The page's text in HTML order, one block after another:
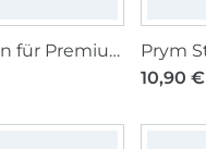
Ersatzklingen für Premium Rollschneider, Ø 45 mm 2 Stück
10,90